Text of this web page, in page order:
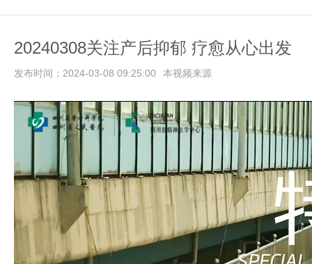
20240308关注产后抑郁 疗愈从心出发
发布时间：2024-03-08 09:25:00 本视频来源